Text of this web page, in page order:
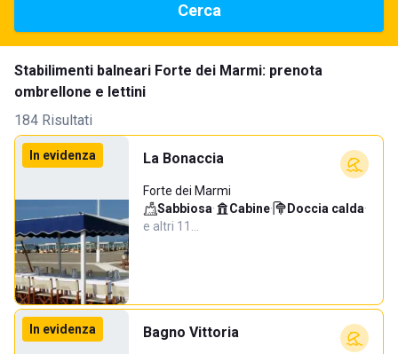
Cerca
Stabilimenti balneari Forte dei Marmi: prenota
ombrellone e lettini
184 Risultati
In evidenza La Bonaccia
Forte dei Marmi
Sabbiosa· Cabine· Doccia calda·
e altri 11…
In evidenza Bagno Vittoria